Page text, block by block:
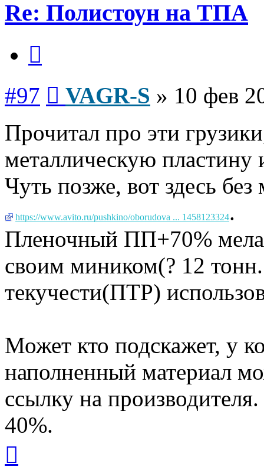
Re: Полистоун на ТПА
#97 VAGR-S » 10 фев
Прочитал про эти
металлическую пластину
Чуть позже, вот здесь без
https://www.avito.ru/pushkino/oborudova ... 1458123324.
Пленочный ПП+70%
своим миником(? 12
текучести(ПТР)
Может кто подскажет, у
наполненный материал
ссылку на
40%.
началу